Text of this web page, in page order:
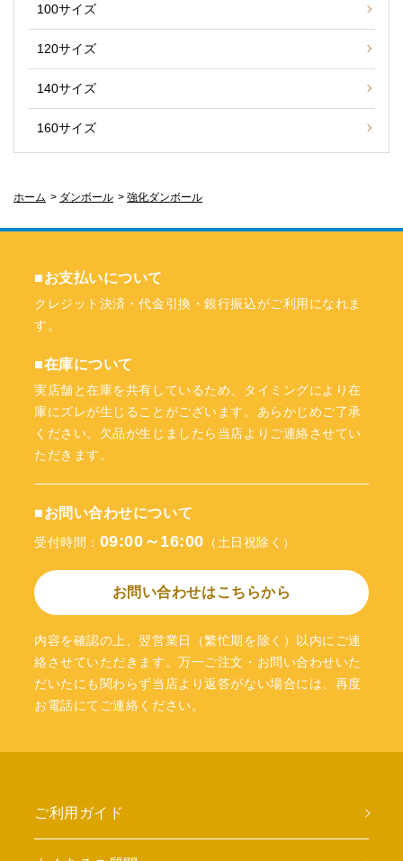
100サイズ
120サイズ
140サイズ
160サイズ
ホーム > ダンボール > 強化ダンボール
■お支払いについて
クレジット決済・代金引換・銀行振込がご利用になれま
す。
■在庫について
実店舗と在庫を共有しているため、タイミングにより在
庫にズレが生じることがございます。あらかじめご了承
ください。欠品が生じましたら当店よりご連絡させてい
ただきます。
■お問い合わせについて
受付時間： 09:00～16:00 （土日祝除く）
お問い合わせはこちらから
内容を確認の上、翌営業日（繁忙期を除く）以内にご連
絡させていただきます。万一ご注文・お問い合わせいた
だいたにも関わらず当店より返答がない場合には、再度
お電話にてご連絡ください。
ご利用ガイド